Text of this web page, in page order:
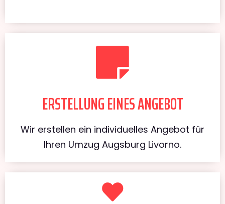
ERSTELLUNG EINES ANGEBOT
Wir erstellen ein individuelles Angebot für
Ihren Umzug Augsburg Livorno.